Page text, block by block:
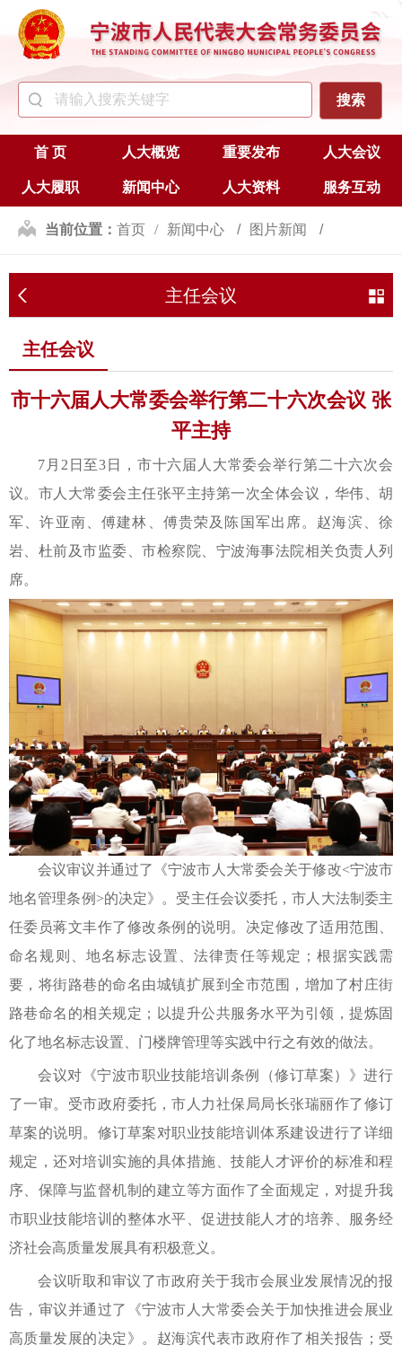
首 页 人大概览 重要发布 人大会议
人大履职 新闻中心 人大资料 服务互动
当前位置： 首页 新闻中心 图片新闻
主任会议
主任会议
主任会议
市十六届人大常委会举行第二十六次会议 张
平主持
7月2日至3日，市十六届人大常委会举行第二十六次会
议。市人大常委会主任张平主持第一次全体会议，华伟、胡
军、许亚南、傅建林、傅贵荣及陈国军出席。赵海滨、徐
岩、杜前及市监委、市检察院、宁波海事法院相关负责人列
席。
会议审议并通过了《宁波市人大常委会关于修改<宁波市
地名管理条例>的决定》。受主任会议委托，市人大法制委主
任委员蒋文丰作了修改条例的说明。决定修改了适用范围、
命名规则、地名标志设置、法律责任等规定；根据实践需
要，将街路巷的命名由城镇扩展到全市范围，增加了村庄街
路巷命名的相关规定；以提升公共服务水平为引领，提炼固
化了地名标志设置、门楼牌管理等实践中行之有效的做法。
会议对《宁波市职业技能培训条例（修订草案）》进行
了一审。受市政府委托，市人力社保局局长张瑞丽作了修订
草案的说明。修订草案对职业技能培训体系建设进行了详细
规定，还对培训实施的具体措施、技能人才评价的标准和程
序、保障与监督机制的建立等方面作了全面规定，对提升我
市职业技能培训的整体水平、促进技能人才的培养、服务经
济社会高质量发展具有积极意义。
会议听取和审议了市政府关于我市会展业发展情况的报
告，审议并通过了《宁波市人大常委会关于加快推进会展业
高质量发展的决定》。赵海滨代表市政府作了相关报告；受